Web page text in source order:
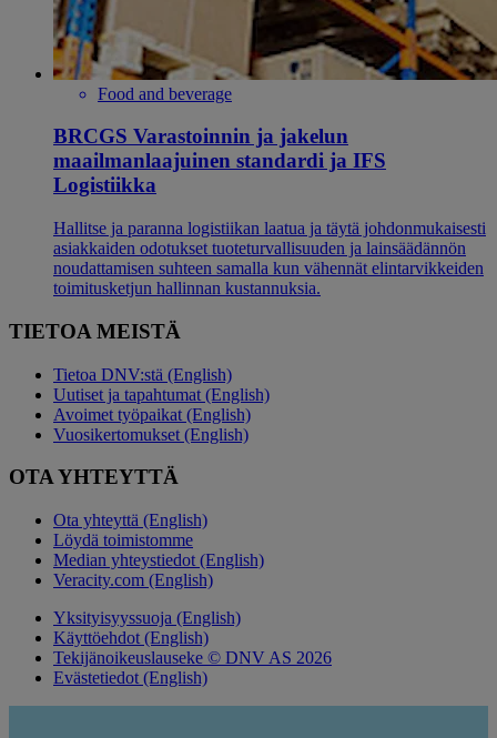
Food and beverage
BRCGS Varastoinnin ja jakelun
maailmanlaajuinen standardi ja IFS
Logistiikka
Hallitse ja paranna logistiikan laatua ja täytä johdonmukaisesti
asiakkaiden odotukset tuoteturvallisuuden ja lainsäädännön
noudattamisen suhteen samalla kun vähennät elintarvikkeiden
toimitusketjun hallinnan kustannuksia.
TIETOA MEISTÄ
Tietoa DNV:stä (English)
Uutiset ja tapahtumat (English)
Avoimet työpaikat (English)
Vuosikertomukset (English)
OTA YHTEYTTÄ
Ota yhteyttä (English)
Löydä toimistomme
Median yhteystiedot (English)
Veracity.com (English)
Yksityisyyssuoja (English)
Käyttöehdot (English)
Tekijänoikeuslauseke © DNV AS 2026
Evästetiedot (English)